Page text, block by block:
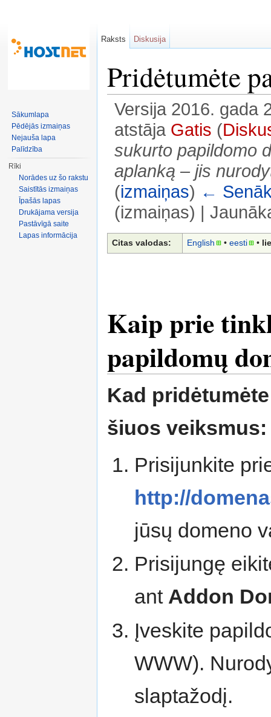
Pridėtumėte
Versija 2016. gada
atstāja Gatis (
sukurto papildomo
aplanką ‒ jis
(izmaiņas) ←
(izmaiņas) |
Citas valodas:
English • ‎ eesti • ‎
Kaip prie
papildomų
Kad
šiuos veiksmus:
Prisijunkite
http://
jūsų domeno
Prisijungę
ant Addon
Įveskite
WWW).
slaptažodį.
Raksts Diskusija
Sākumlapa
Pēdējās izmaiņas
Nejauša lapa
Palīdzība
Rīki
Norādes uz šo rakstu
Saistītās izmaiņas
Īpašās lapas
Drukājama versija
Pastāvīgā saite
Lapas informācija